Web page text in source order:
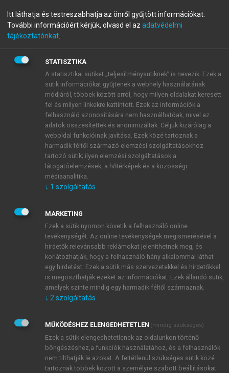
fiókoddal,vagy hozz létre új fiókot.
A regisztráció után apróbaidőszakautomatikusan
BELÉPÉS SAJÁT FIÓKKAL
ÚJ FIÓK LÉTREHOZÁSA
1 óra díjmentes hozzáférés
E-MAIL-CÍM
JELSZÓ
JELSZÓ ÚJRA
Kérek értesítést a MeRSZ újdonságairól, akcióiról.
Kérek értesítést az Akadémiai Kiadó Zrt. újdonságairól,
Adatkezelési tájékoztatóbanfoglaltakat tudomásul
veszem és elfogadom.
Általános vásárlási feltételeket, valamint a szotar.netés a
mersz.huoldalak licencszerződéseiben foglaltakat
tudomásul veszem és elfogadom.
Itt láthatja és testreszabhatja az önről gyűjtött információkat.
További információért kérjük, olvasd el az adatvédelmi
tájékoztatónkat
STATISZTIKA
A statisztikai sütiket „teljesítménysütiknek” is nevezik. Ezek a
sütik információkat gyűjtenek a webhely használatának
módjáról, többek között arról, hogy milyen oldalakat keresett
fel és milyen linkekre kattintott. Ezek az információk a
felhasználó azonosítására nem használhatóak, mivel az
adatok összesítettek és anonimizáltak. Céljuk kizárólag a
weboldal funkcióinak javítása. Ezek közé tartoznak a
harmadik féltől származó elemzési szolgáltatásokhoz
tartozó sütik; ilyen elemzési szolgáltatások a
látogatóelemzések, a hőtérképek és a közösségi
médiaanalitika.
↓ 1 szolgáltatás
MARKETING
Ezek a sütik nyomon követik a felhasználó online
tevékenységét. Az online tevékenységek megismerésével a
hirdetők relevánsabb reklámokat jeleníthetnek meg, és
korlátozhatják, hogy a felhasználó hány alkalommal láthat
egy hirdetést. Ezek a sütik más szervezetekkel és hirdetőkkel
is megoszthatják ezeket az információkat. Ezek állandó sütik,
amelyek szinte mindig egy harmadik féltől származnak.
↓ 2 szolgáltatás
MŰKÖDÉSHEZ ELENGEDHETETLEN (mindig szükséges)
Ezek a sütik elengedhetetlenek az oldalunkon történő
böngészéshez,a funkciók használatához, és a felhasználók
nem tilthatják le azokat. A feltétlenül szükséges sütik közé
tartoznak többek között a személyre szabott beállításokat